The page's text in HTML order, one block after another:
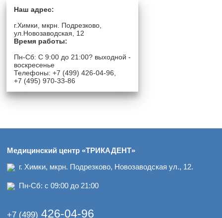
Наш адрес:
г.Химки, мкрн. Подрезково,
ул.Новозаводская, 12
Время работы:
Пн-Сб: C 9:00 до 21:00? выходной -
воскресенье
Телефоны: +7 (499) 426-04-96,
+7 (495) 970-33-86
Медицинский центр «ТРИКАДЕНТ»
г. Химки, мкрн. Подрезково, Новозаводская ул., 12.
Пн-Сб: с 09:00 до 21:00
+7 (499) 426-04-96